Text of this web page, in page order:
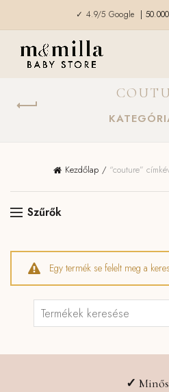
✓ 4.9/5 Google |
Kezdőlap “couture”
Szűrők
Egy termék se felelt meg a
Keresés
✓